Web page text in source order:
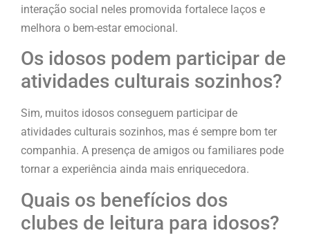
interação social neles promovida fortalece laços e
melhora o bem-estar emocional.
Os idosos podem participar de
atividades culturais sozinhos?
Sim, muitos idosos conseguem participar de
atividades culturais sozinhos, mas é sempre bom ter
companhia. A presença de amigos ou familiares pode
tornar a experiência ainda mais enriquecedora.
Quais os benefícios dos
clubes de leitura para idosos?